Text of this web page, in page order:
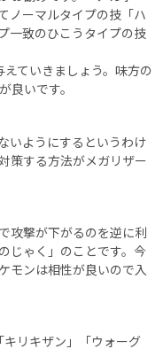
ノーマルタイプの技「ハ
一致のひこうタイプの技
ていきましょう。味方の
良いです。
いようにするというわけ
策する方法がメガリザー
攻撃が下がるのを逆に利
じゃく」のことです。今
モンは相性が良いので入
リキザン」「ウォーグ